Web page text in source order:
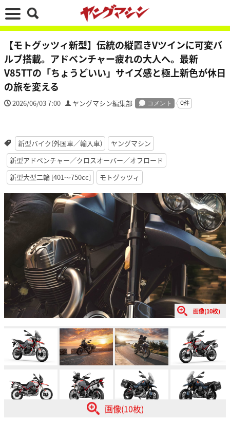
【モトグッツィ新型】伝統の縦置きVツインに可変バ
ルブ搭載。アドベンチャー疲れの大人へ。最新
V85TTの「ちょうどいい」サイズ感と極上新色が休日
の旅を変える
2026/06/03 7:00 ヤングマシン編集部
新型バイク(外国車／輸入車)
ヤングマシン
新型アドベンチャー／クロスオーバー／オフロード
新型大型二輪 [401〜750cc]
モトグッツィ
画像(10枚)
画像(10枚)